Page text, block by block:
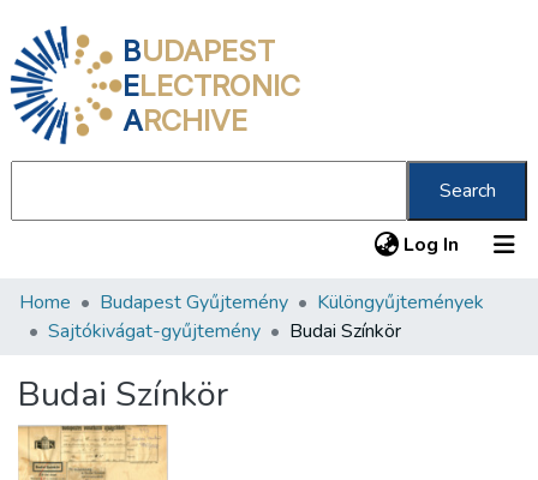
BUDAPEST
ELECTRONIC
ARCHIVE
Search
Log In (current)
Communities & Collections
Statistics
About us
Home Budapest Gyűjtemény
Különgyűjtemények
Sajtókivágat-gyűjtemény
Budai Színkör
Budai Színkör